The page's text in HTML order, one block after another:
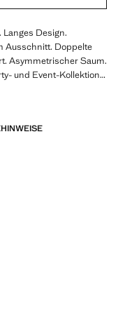
Design.
Ausschnitt. Doppelte
Asymmetrischer Saum.
und Event-Kollektion,